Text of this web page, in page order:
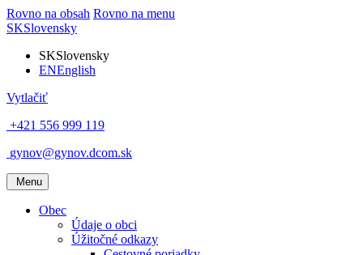
Rovno na obsah Rovno na menu
SKSlovensky
SKSlovensky
ENEnglish
Vytlačiť
+421 556 999 119
gynov@gynov.dcom.sk
Menu
Obec
Údaje o obci
Úžitočné odkazy